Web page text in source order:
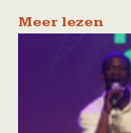
Meer lezen